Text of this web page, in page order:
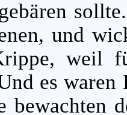
und
weil
es waren
bewachten